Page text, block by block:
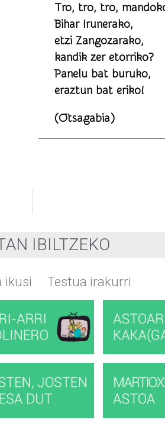
Tro, tro, tro,
Bihar Irunerako,
etzi Zangozarako,
kandik zer etorriko?
Panelu bat buruko,
eraztun bat eriko!
(Otsagabia)
IBILTZEKO
ikusi Testua irakurri